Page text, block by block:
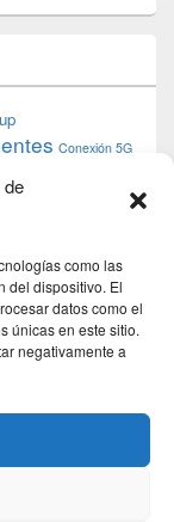
de
como las
del dispositivo. El
datos como el
únicas en este sitio.
negativamente a
Conexión 5G
iphone
torrent
Windows